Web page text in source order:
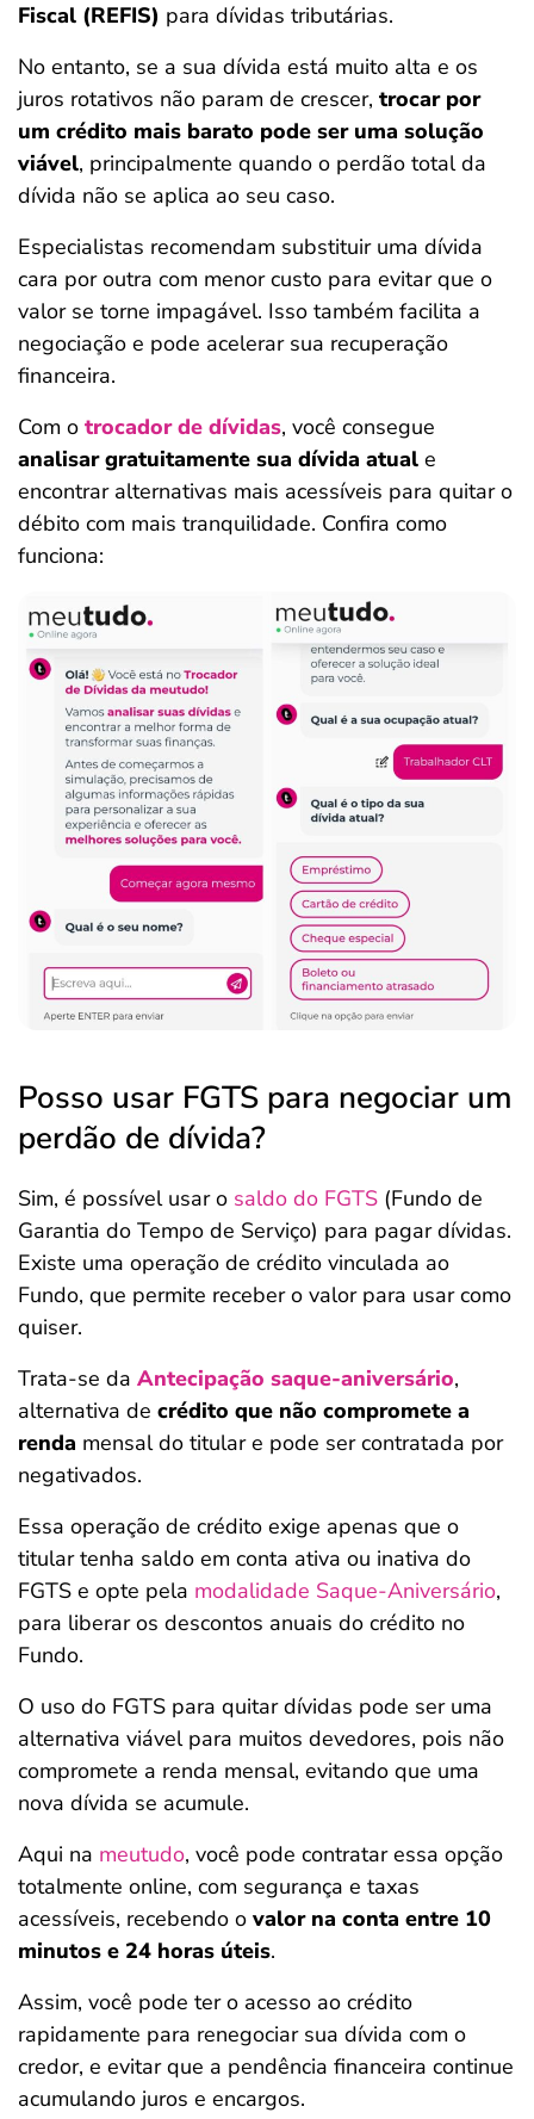
Fiscal (REFIS) para dívidas tributárias.
No entanto, se a sua dívida está muito alta e os
juros rotativos não param de crescer, trocar por
um crédito mais barato pode ser uma solução
viável, principalmente quando o perdão total da
dívida não se aplica ao seu caso.
Especialistas recomendam substituir uma dívida
cara por outra com menor custo para evitar que o
valor se torne impagável. Isso também facilita a
negociação e pode acelerar sua recuperação
financeira.
Com o trocador de dívidas, você consegue
analisar gratuitamente sua dívida atual e
encontrar alternativas mais acessíveis para quitar o
débito com mais tranquilidade. Confira como
funciona:
Posso usar FGTS para negociar um
perdão de dívida?
Sim, é possível usar o saldo do FGTS (Fundo de
Garantia do Tempo de Serviço) para pagar dívidas.
Existe uma operação de crédito vinculada ao
Fundo, que permite receber o valor para usar como
quiser.
Trata-se da Antecipação saque-aniversário,
alternativa de crédito que não compromete a
renda mensal do titular e pode ser contratada por
negativados.
Essa operação de crédito exige apenas que o
titular tenha saldo em conta ativa ou inativa do
FGTS e opte pela modalidade Saque-Aniversário,
para liberar os descontos anuais do crédito no
Fundo.
O uso do FGTS para quitar dívidas pode ser uma
alternativa viável para muitos devedores, pois não
compromete a renda mensal, evitando que uma
nova dívida se acumule.
Aqui na meutudo, você pode contratar essa opção
totalmente online, com segurança e taxas
acessíveis, recebendo o valor na conta entre 10
minutos e 24 horas úteis.
Assim, você pode ter o acesso ao crédito
rapidamente para renegociar sua dívida com o
credor, e evitar que a pendência financeira continue
acumulando juros e encargos.